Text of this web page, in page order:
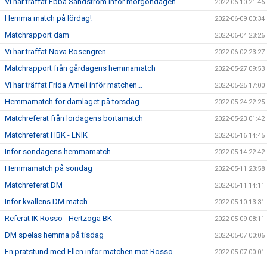
2022-06-10 21:46
Hemma match på lördag! 2022-06-09 00:34
Matchrapport dam 2022-06-04 23:26
Vi har träffat Nova Rosengren 2022-06-02 23:27
Matchrapport från gårdagens hemmamatch 2022-05-27 09:53
Vi har träffat Frida Arnell inför matchen... 2022-05-25 17:00
Hemmamatch för damlaget på torsdag 2022-05-24 22:25
Matchreferat från lördagens bortamatch 2022-05-23 01:42
Matchreferat HBK - LNIK 2022-05-16 14:45
Inför söndagens hemmamatch 2022-05-14 22:42
Hemmamatch på söndag 2022-05-11 23:58
Matchreferat DM 2022-05-11 14:11
Inför kvällens DM match 2022-05-10 13:31
Referat IK Rössö - Hertzöga BK 2022-05-09 08:11
DM spelas hemma på tisdag 2022-05-07 00:06
En pratstund med Ellen inför matchen mot Rössö 2022-05-07 00:01